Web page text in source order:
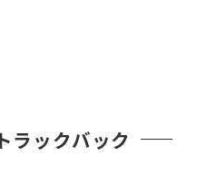
ラックバック